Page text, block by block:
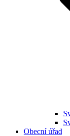
Obecní úřad